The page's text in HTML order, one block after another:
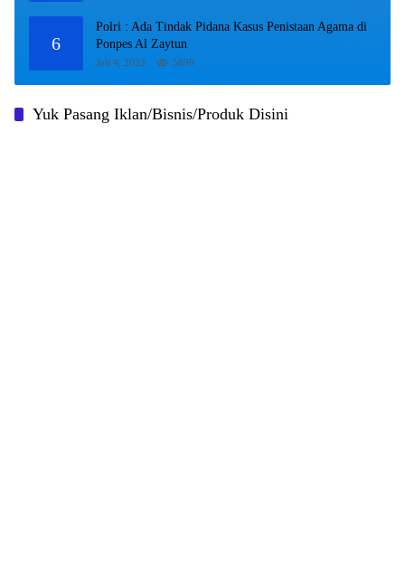
6
Polri : Ada Tindak Pidana Kasus Penistaan Agama di
Ponpes Al Zaytun
Juli 4, 2023 5699
Yuk Pasang Iklan/Bisnis/Produk Disini